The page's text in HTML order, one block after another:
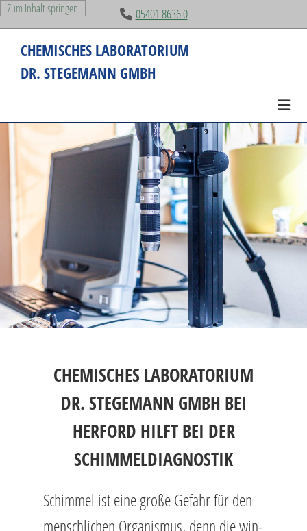
Zum Inhalt springen  05401 8636 0
CHEMISCHES LABORATORIUM
DR. STEGEMANN GMBH
CHEMISCHES LABORATORIUM
DR. STEGEMANN GMBH BEI
HERFORD HILFT BEI DER
SCHIMMELDIAGNOSTIK
Schim­mel ist eine große Ge­fahr für den
mensch­li­chen Or­ga­nis­mus, denn die win­